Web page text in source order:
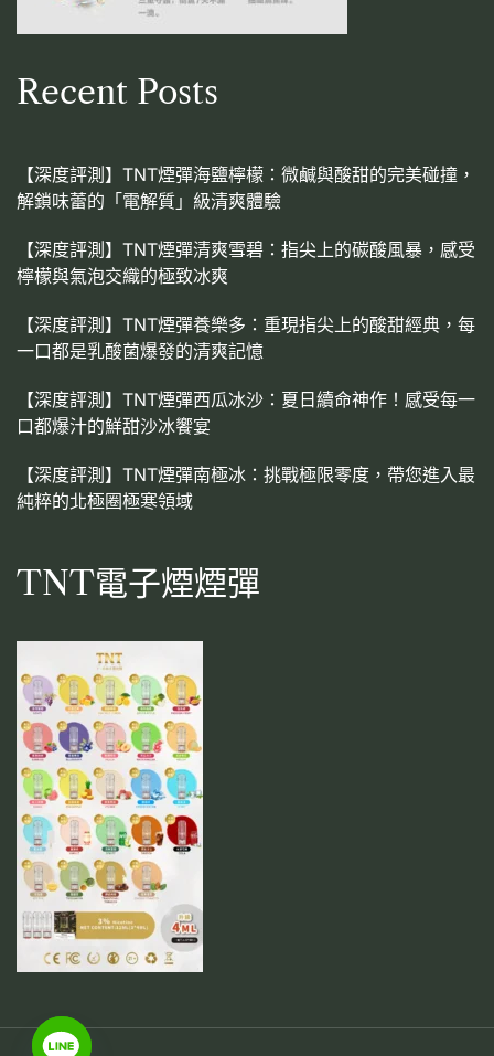
Recent Posts
【深度評測】TNT煙彈海鹽檸檬：微鹹與酸甜的完美碰撞，
解鎖味蕾的「電解質」級清爽體驗
【深度評測】TNT煙彈清爽雪碧：指尖上的碳酸風暴，感受
檸檬與氣泡交織的極致冰爽
【深度評測】TNT煙彈養樂多：重現指尖上的酸甜經典，每
一口都是乳酸菌爆發的清爽記憶
【深度評測】TNT煙彈西瓜冰沙：夏日續命神作！感受每一
口都爆汁的鮮甜沙冰饗宴
【深度評測】TNT煙彈南極冰：挑戰極限零度，帶您進入最
純粹的北極圈極寒領域
TNT電子煙煙彈